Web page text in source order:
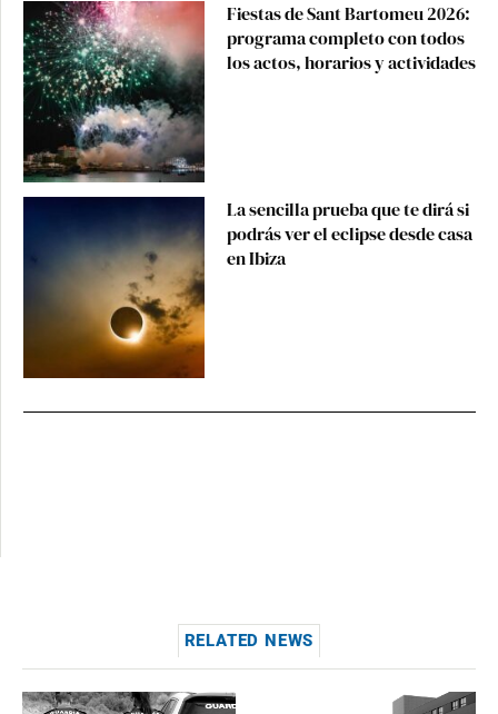
Fiestas de Sant Bartomeu 2026:
programa completo con todos
los actos, horarios y actividades
La sencilla prueba que te dirá si
podrás ver el eclipse desde casa
en Ibiza
RELATED NEWS